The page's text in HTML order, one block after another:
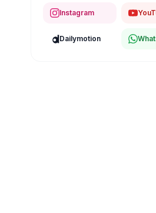
Instagram
Dailymotion